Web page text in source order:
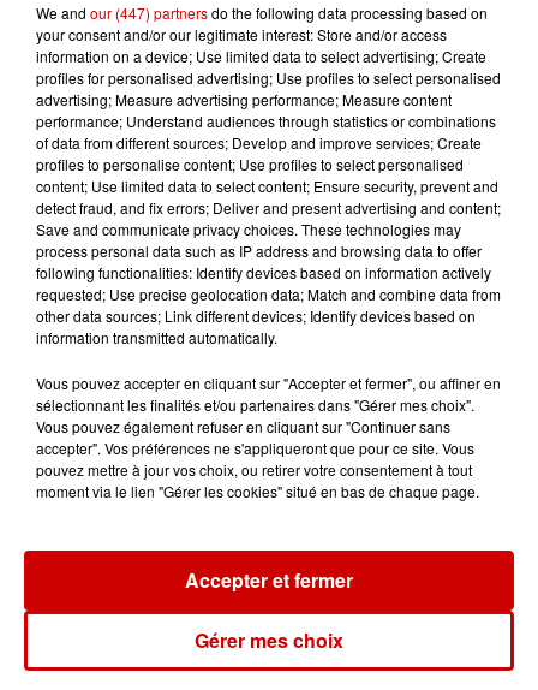
Gagnez vos places pour le
festival Marché Gourmand 2026
à Coulon !
Le Duel - Gagnez vos entrées
pour l'un des zoos de nos
régions !
Destination Vacances - Gagnez
votre séjour en famille au cœur
de la...
Newsletter
We and our (447) partnersdo the following data processing based on
your consent and/or our legitimate interest: Store and/or access
information on a device; Use limited data to select advertising; Create
profiles for personalised advertising; Use profiles to select personalised
advertising; Measure advertising performance; Measure content
performance; Understand audiences through statistics or combinations
of data from different sources; Develop and improve services; Create
profiles to personalise content; Use profiles to select personalised
content; Use limited data to select content; Ensure security, prevent and
detect fraud, and fix errors; Deliver and present advertising and content;
Save and communicate privacy choices. These technologies may
process personal data such as IP address and browsing data to offer
following functionalities: Identify devices based on information actively
requested; Use precise geolocation data; Match and combine data from
other data sources; Link different devices; Identify devices based on
information transmitted automatically.
Vous pouvez accepter en cliquant sur "Accepter et fermer", ou affiner en
sélectionnant les finalités et/ou partenaires dans "Gérer mes choix".
Vous pouvez également refuser en cliquant sur "Continuer sans
accepter". Vos préférences ne s'appliqueront que pour ce site. Vous
pouvez mettre à jour vos choix, ou retirer votre consentement à tout
moment via le lien "Gérer les cookies" situé en bas de chaque page.
Gérer mes choix
Accepter et fermer